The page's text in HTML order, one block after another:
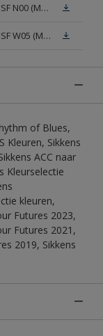
Veiligheidsinformatieblad Alphaxylan SF N00 (MSDS)
Veiligheidsinformatieblad Alphaxylan SF W05 (MSDS)
of Blues,
Kleuren, Sikkens
ACC naar
Kleurselectie
kleuren,
Futures 2023,
Futures 2021,
2019, Sikkens